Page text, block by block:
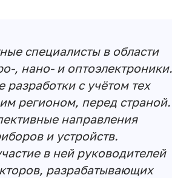
специалисты в области
, нано- и оптоэлектроники.
с учётом тех
регионом, перед страной.
направления
и устройств.
в ней руководителей
разрабатывающих